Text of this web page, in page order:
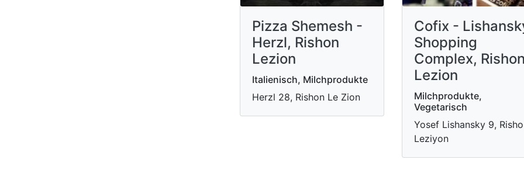
Pizza Shemesh -
Herzl, Rishon
Lezion
Italienisch, Milchprodukte
Herzl 28, Rishon Le Zion
Cofix -
Shopping
Complex,
Lezion
Milchprodukte,
Vegetarisch
Yosef Lishansky 9,
Leziyon